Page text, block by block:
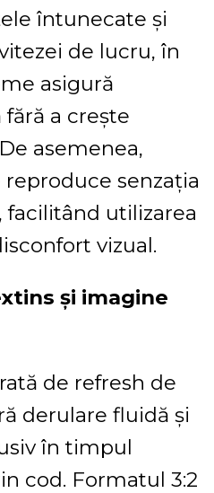
întunecate și
de lucru, în
asigură
a crește
asemenea,
reproduce senzația
utilizarea
vizual.
și imagine
de refresh de
derulare fluidă și
în timpul
cod. Formatul 3:2